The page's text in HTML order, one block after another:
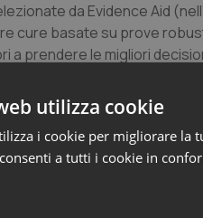
da Evidence Aid
cure basate su prove
prendere le migliori
utilizza cookie
i cookie per migliorare la
a tutti i cookie in